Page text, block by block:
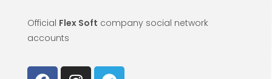
Official Flex Soft company social network
accounts